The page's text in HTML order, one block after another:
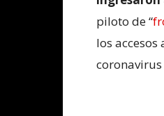
piloto de “
los